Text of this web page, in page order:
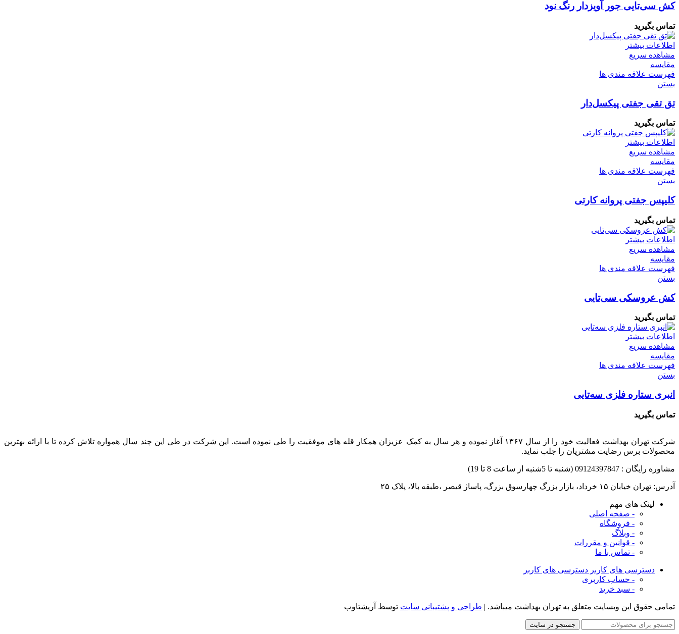
کش سی‌تایی جور آویزدار رنگ نود
تماس بگیرید
اطلاعات بیشتر
مشاهده سریع
مقایسه
فهرست علاقه مندی ها
بستن
تق تقی جفتی پیکسل‌دار
تماس بگیرید
اطلاعات بیشتر
مشاهده سریع
مقایسه
فهرست علاقه مندی ها
بستن
کلیپس جفتی پروانه کارتی
تماس بگیرید
اطلاعات بیشتر
مشاهده سریع
مقایسه
فهرست علاقه مندی ها
بستن
کش عروسکی سی‌تایی
تماس بگیرید
اطلاعات بیشتر
مشاهده سریع
مقایسه
فهرست علاقه مندی ها
بستن
انبری ستاره فلزی سه‌تایی
تماس بگیرید
شرکت تهران بهداشت فعالیت خود را از سال ۱۳۶۷ آغاز نموده و هر سال به کمک عزیزان همکار قله های موفقیت را طی نموده است. این شرکت در طی این چند سال همواره تلاش کرده تا با ارائه بهترین
محصولات برس رضایت مشتریان را جلب نماید.
مشاوره رایگان : 09124397847 (شنبه تا 5شنبه از ساعت 8 تا 19)
آدرس: تهران خیابان ۱۵ خرداد، بازار بزرگ چهارسوق بزرگ، ‌پاساژ قیصر ،طبقه بالا، پلاک ۲۵
لینک های مهم
- صفحه اصلی
- فروشگاه
- وبلاگ
- قوانین و مقررات
- تماس با ما
دسترسی های کاربر دسترسی های کاربر
- حساب کاربری
- سبد خرید
تمامی حقوق این وبسایت متعلق به تهران بهداشت میباشد. | طراحی و پشتیبانی سایت توسط آریشتاوب
جستجو در سایت